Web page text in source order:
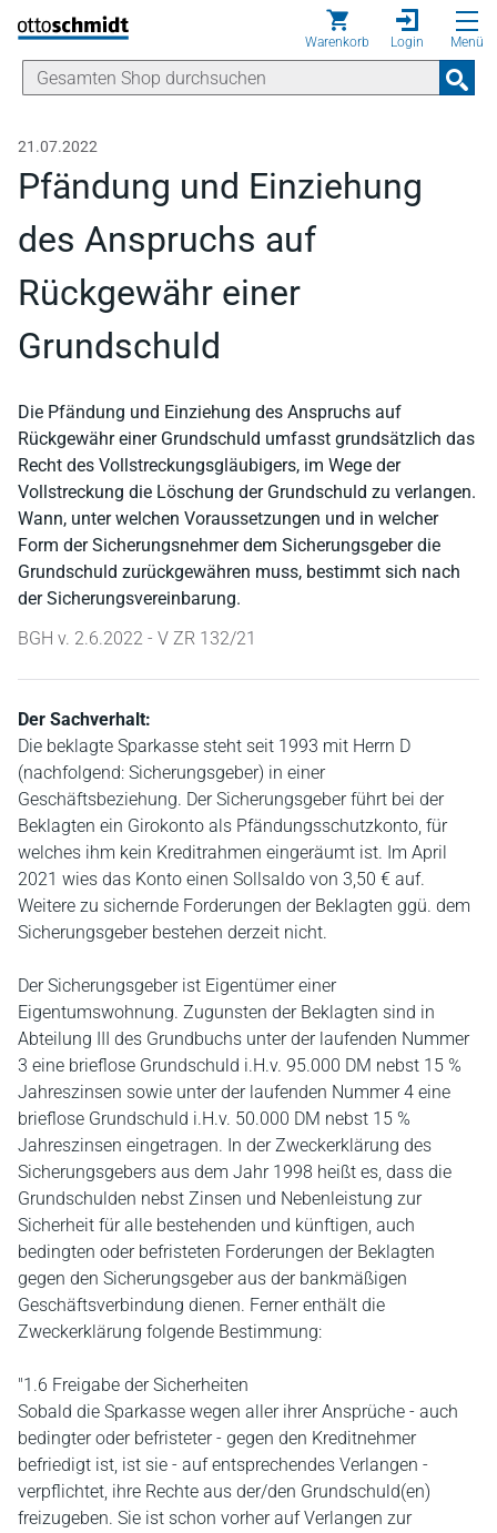
Direkt zum Inhalt
Warenkorb Login Menü
21.07.2022
Pfändung und Einziehung
des Anspruchs auf
Rückgewähr einer
Grundschuld
Die Pfändung und Einziehung des Anspruchs auf
Rückgewähr einer Grundschuld umfasst grundsätzlich das
Recht des Vollstreckungsgläubigers, im Wege der
Vollstreckung die Löschung der Grundschuld zu verlangen.
Wann, unter welchen Voraussetzungen und in welcher
Form der Sicherungsnehmer dem Sicherungsgeber die
Grundschuld zurückgewähren muss, bestimmt sich nach
der Sicherungsvereinbarung.
BGH v. 2.6.2022 - V ZR 132/21
Der Sachverhalt:
Die beklagte Sparkasse steht seit 1993 mit Herrn D
(nachfolgend: Sicherungsgeber) in einer
Geschäftsbeziehung. Der Sicherungsgeber führt bei der
Beklagten ein Girokonto als Pfändungsschutzkonto, für
welches ihm kein Kreditrahmen eingeräumt ist. Im April
2021 wies das Konto einen Sollsaldo von 3,50 € auf.
Weitere zu sichernde Forderungen der Beklagten ggü. dem
Sicherungsgeber bestehen derzeit nicht.
Der Sicherungsgeber ist Eigentümer einer
Eigentumswohnung. Zugunsten der Beklagten sind in
Abteilung III des Grundbuchs unter der laufenden Nummer
3 eine brieflose Grundschuld i.H.v. 95.000 DM nebst 15 %
Jahreszinsen sowie unter der laufenden Nummer 4 eine
brieflose Grundschuld i.H.v. 50.000 DM nebst 15 %
Jahreszinsen eingetragen. In der Zweckerklärung des
Sicherungsgebers aus dem Jahr 1998 heißt es, dass die
Grundschulden nebst Zinsen und Nebenleistung zur
Sicherheit für alle bestehenden und künftigen, auch
bedingten oder befristeten Forderungen der Beklagten
gegen den Sicherungsgeber aus der bankmäßigen
Geschäftsverbindung dienen. Ferner enthält die
Zweckerklärung folgende Bestimmung:
"1.6 Freigabe der Sicherheiten
Sobald die Sparkasse wegen aller ihrer Ansprüche - auch
bedingter oder befristeter - gegen den Kreditnehmer
befriedigt ist, ist sie - auf entsprechendes Verlangen -
verpflichtet, ihre Rechte aus der/den Grundschuld(en)
freizugeben. Sie ist schon vorher auf Verlangen zur